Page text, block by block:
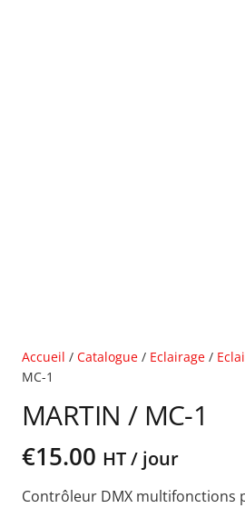
Accueil / Catalogue / Eclairage /
MC-1
MARTIN / MC-1
€15.00 HT / jour
Contrôleur DMX multifonctions